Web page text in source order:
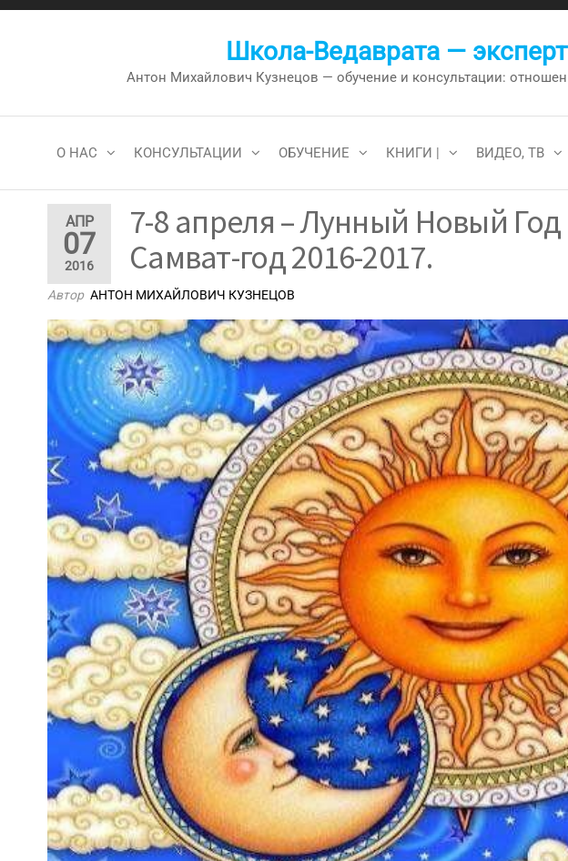
Перейти
Школа-Ведаврата —
Антон Михайлович Кузнецов — обучение и консультации:
О НАС КОНСУЛЬТАЦИИ ОБУЧЕНИЕ КНИГИ | ВИДЕО, ТВ
АПР
07
2016
7-8 апреля – Лунный Новый Год
Самват-год 2016-2017.
Автор АНТОН МИХАЙЛОВИЧ КУЗНЕЦОВ